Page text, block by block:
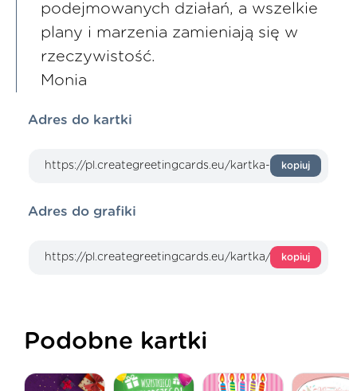
podejmowanych działań, a wszelkie
plany i marzenia zamieniają się w
rzeczywistość.
Monia
Adres do kartki
kopiuj
Adres do grafiki
kopiuj
Podobne kartki